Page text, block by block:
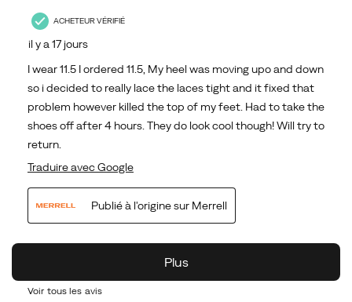
Voir tous les avis